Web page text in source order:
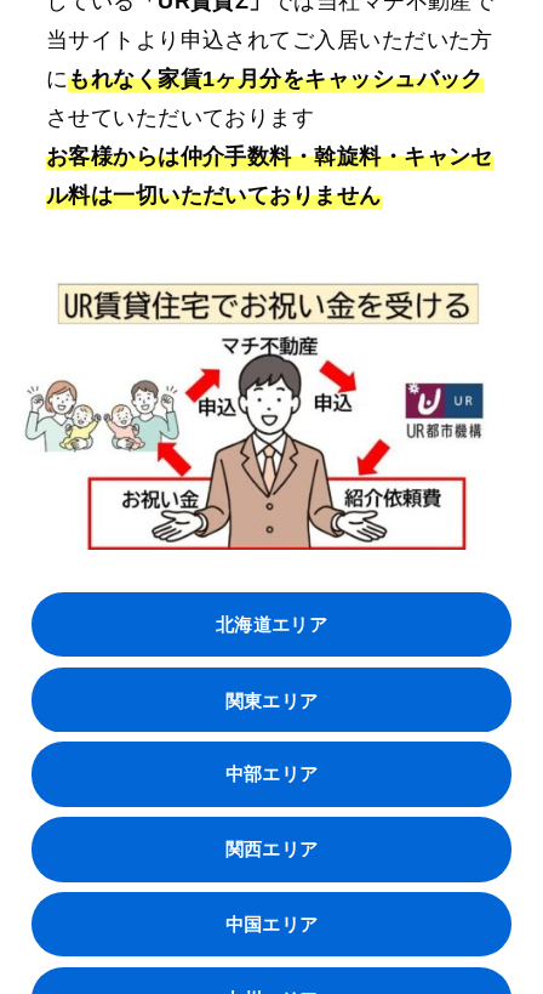
当サイトより申込されてご入居いただいた方
にもれなく家賃1ヶ月分をキャッシュバック
させていただいております
お客様からは仲介手数料・斡旋料・キャンセ
ル料は一切いただいておりません
北海道エリア
関東エリア
中部エリア
関西エリア
中国エリア